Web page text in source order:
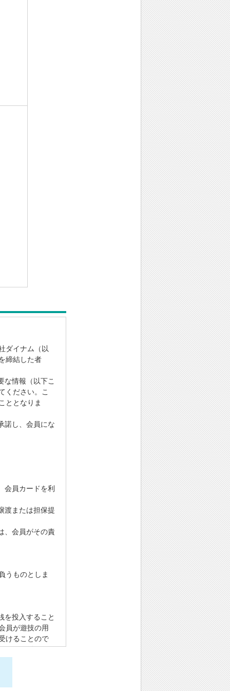
ダイナム（以
締結した者
情報（以下こ
ください。こ
ととなりま
諾し、会員にな
員カードを利
渡または担保提
、会員がその責
うものとしま
投入すること
員が遊技の用
けることので
ータに登録す